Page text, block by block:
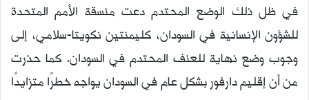
في ظل ذلك الوضع المحتدم دعت منسقة الأمم المتحدة
للشؤون الإنسانية في السودان، كليمنتين نكويتا-سلامي، إلى
وجوب وضع نهاية للعنف المحتدم في السودان. كما حذرت
من أن إقليم دارفور بشكل عام في السودان يواجه خطرًا متزايدًا